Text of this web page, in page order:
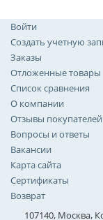
Войти
Создать учетную
Заказы
Отложенные товары
Список сравнения
О компании
Отзывы покупателей
Вопросы и ответы
Вакансии
Карта сайта
Сертификаты
Возврат
107140, Москва,